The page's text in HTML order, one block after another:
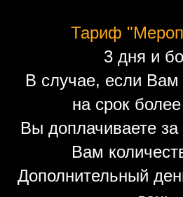
Тариф
3 дня и
В случае, если Вам
на срок
Вы доплачиваете
Вам
Дополнительный